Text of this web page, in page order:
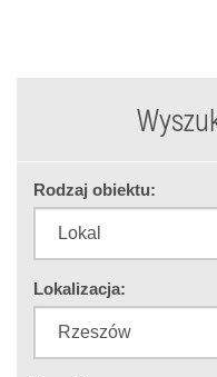
Rodzaj obiektu:
Lokalizacja: